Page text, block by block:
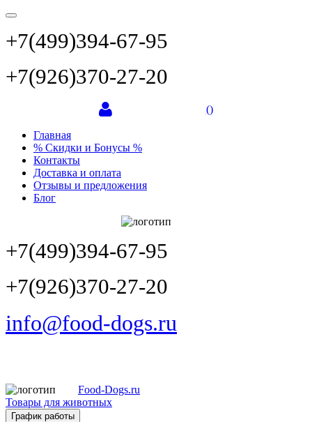
+7(499)394-67-95
+7(926)370-27-20
()
Главная
% Скидки и Бонусы %
Контакты
Доставка и оплата
Отзывы и предложения
Блог
+7(499)394-67-95
+7(926)370-27-20
info@food-dogs.ru
Food-Dogs.ru
Товары для животных
График работы